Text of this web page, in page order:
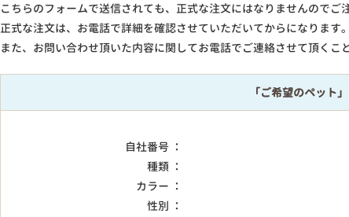
こちらのフォームで送信されても、正式な注文にはなりませんのでご
正式な注文は、お電話で詳細を確認させていただいてからになります
また、お問い合わせ頂いた内容に関してお電話でご連絡させて頂く
「ご希望のペット」
自社番号 ：
種類 ：
カラー ：
性別 ：